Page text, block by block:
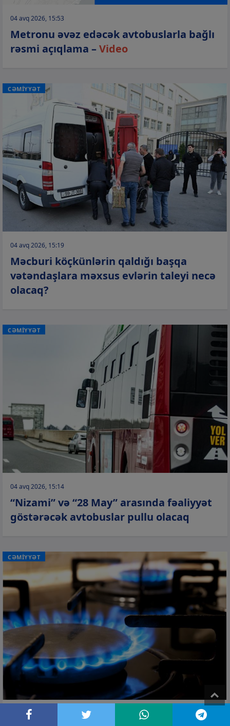
04 avq 2026, 15:53
Metronu əvəz edəcək avtobuslarla bağlı
rəsmi açıqlama –Video
CƏMİYYƏT
04 avq 2026, 15:19
Məcburi köçkünlərin qaldığı başqa
vətəndaşlara məxsus evlərin taleyi necə
olacaq?
CƏMİYYƏT
04 avq 2026, 15:14
“Nizami” və “28 May” arasında fəaliyyət
göstərəcək avtobuslar pullu olacaq
CƏMİYYƏT
04 avq 2026, 14:37